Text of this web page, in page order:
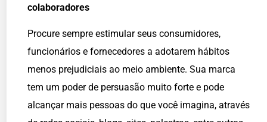
colaboradores
Procure sempre estimular seus consumidores,
funcionários e fornecedores a adotarem hábitos
menos prejudiciais ao meio ambiente. Sua marca
tem um poder de persuasão muito forte e pode
alcançar mais pessoas do que você imagina, através